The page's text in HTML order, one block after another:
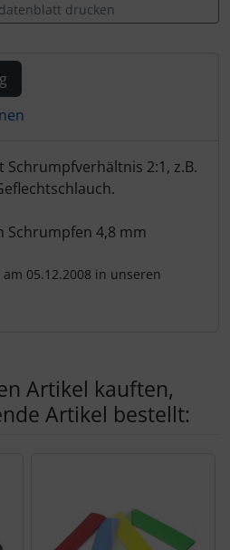
drucken
2:1, z.B.
Schrumpfen 4,8 mm
05.12.2008 in unseren
Artikel kauften,
Artikel bestellt: